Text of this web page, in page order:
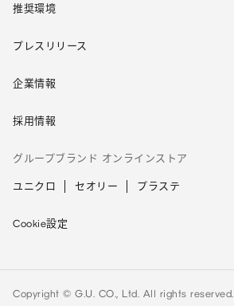
推奨環境
プレスリリース
企業情報
採用情報
グループブランド オンラインストア
ユニクロ セオリー プラステ
Cookie設定
Copyright © G.U. CO., Ltd. All rights reserved.